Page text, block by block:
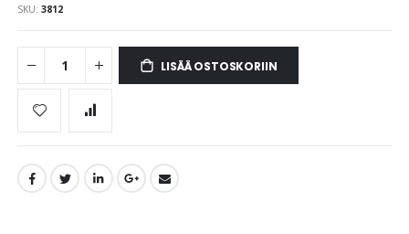
gallery
SKU 3812
LISÄÄ OSTOSKORIIN